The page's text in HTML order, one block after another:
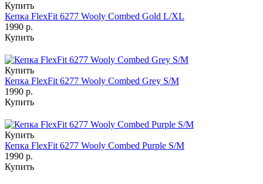
Купить
Кепка FlexFit 6277 Wooly Combed Gold L/XL
1990 р.
Купить
Купить
Кепка FlexFit 6277 Wooly Combed Grey S/M
1990 р.
Купить
Купить
Кепка FlexFit 6277 Wooly Combed Purple S/M
1990 р.
Купить